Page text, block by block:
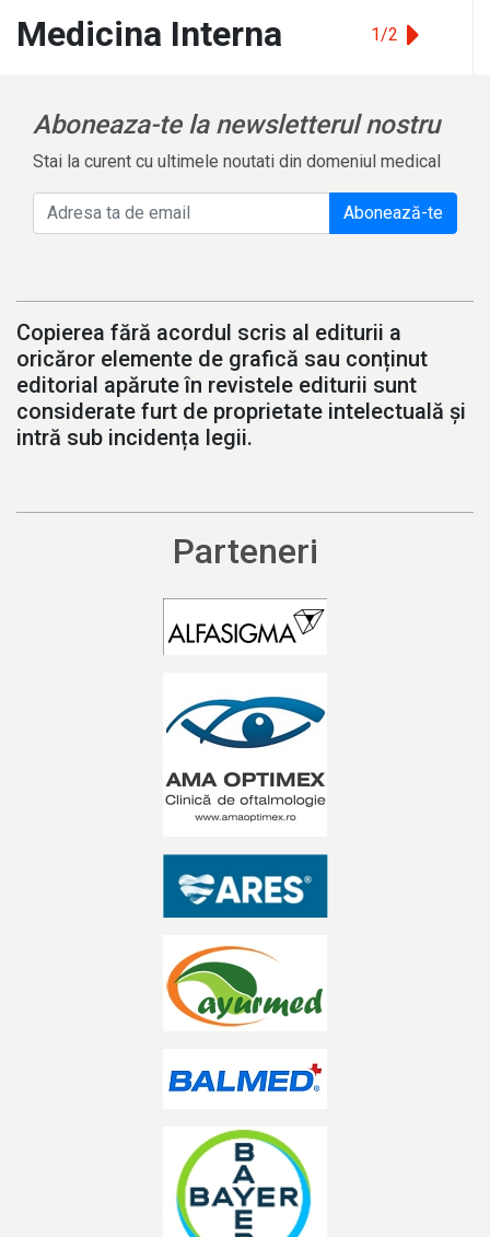
Medicina Interna 1/2
Aboneaza-te la newsletterul nostru
Stai la curent cu ultimele noutati din domeniul medical
Abonează-te
Copierea fără acordul scris al editurii a
oricăror elemente de grafică sau conținut
editorial apărute în revistele editurii sunt
considerate furt de proprietate intelectuală și
intră sub incidența legii.
Parteneri